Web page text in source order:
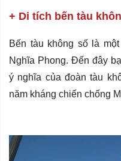
+ Di tích bến tàu
Bến tàu không số là
Nghĩa Phong. Đến đây
ý nghĩa của đoàn tàu
năm kháng chiến chống